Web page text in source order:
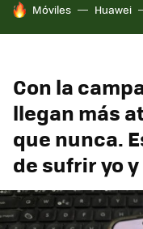
HOY SE HABLA DE
Móviles Huawei
Con la
llegan más
que nunca.
de sufrir yo